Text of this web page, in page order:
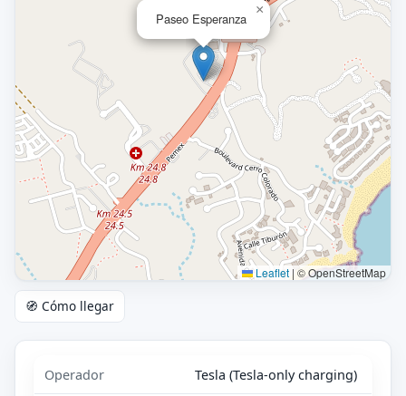
Paseo Esperanza
×
Leaflet | © OpenStreetMap
🧭 Cómo llegar
Operador Tesla (Tesla-only charging)